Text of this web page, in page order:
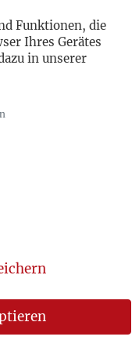
Funktionen, die
Ihres Gerätes
in unserer